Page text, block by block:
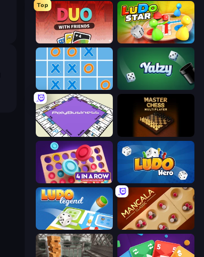
Top
DUO With Friends Ludo Star League
Tic Tac Toe Online
PolyBusiness (Unofficial Monopoly) Master Chess
Connect 4 Online Multiplayer
Ludo Legend Mancala Classic